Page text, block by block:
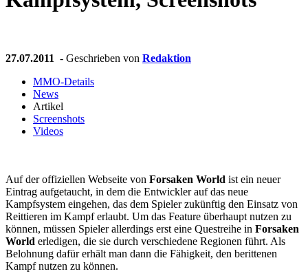
27.07.2011 - Geschrieben von Redaktion
MMO-Details
News
Artikel
Screenshots
Videos
Auf der offiziellen Webseite von Forsaken World ist ein neuer
Eintrag aufgetaucht, in dem die Entwickler auf das neue
Kampfsystem eingehen, das dem Spieler zukünftig den Einsatz von
Reittieren im Kampf erlaubt. Um das Feature überhaupt nutzen zu
können, müssen Spieler allerdings erst eine Questreihe in Forsaken
World erledigen, die sie durch verschiedene Regionen führt. Als
Belohnung dafür erhält man dann die Fähigkeit, den berittenen
Kampf nutzen zu können.